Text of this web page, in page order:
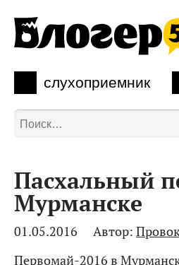
слухоприемник
Пасхальный
Мурманске
01.05.2016 Автор:
Первомай-2016 в